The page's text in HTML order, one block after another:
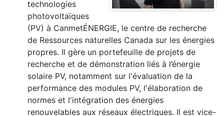
technologies
photovoltaïques
(PV) à CanmetÉNERGIE, le centre de recherche
de Ressources naturelles Canada sur les énergies
propres. Il gère un portefeuille de projets de
recherche et de démonstration liés à l’énergie
solaire PV, notamment sur l'évaluation de la
performance des modules PV, l'élaboration de
normes et l'intégration des énergies
renouvelables aux réseaux électriques. Il est vice-